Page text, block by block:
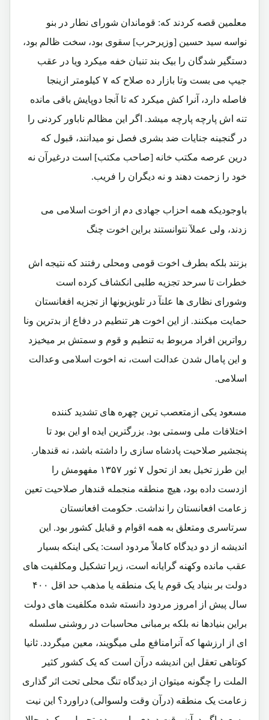
معلمین قصه کردند که: قوماندان شورای نطار در بنو
نواسه سید حسین [وزیرحرب] سقوی بود، سخت ظالم بود،
دستگیر شدگان را بیک بند تنبان خفه میکرد ویا در عقب
جیپ می بست وتا بازار ده صلاح که ۷ کیلومتر ازینجا
فاصله دارد، آنرا کش میکرد که تا آنجا دوپایش باقی مانده
تنه اش پارچه پارچه میشد. اگر این مظالم ناباور کردنی را
در گنجینه جنایات ضد بشری فصل نو میدانند، قبول که
درین عرصه مکتب خانه [صاحب مکتب] است درغیرآن نه
خود را زحمت دهند و نه دیگران را فریب.
باوجودیکه همه احزاب جهادی دم از اخوت اسلامی می
زدند، ولی عملآ نتوانستند براین اخوت چنگ
بزنند بلکه بطرف اخوت قومی ومحلی رفتند که نتیجه اش
خطرات تا سرحد تجزیه طلبی انکشاف کرده است
وشورای نظاری ها علنآ در تلویزیونها از تجزیه افغانستان
حمایت میکنند. از این اخوت هر تنطیم در دفاع از بدترین ونا
رواترین افراد مربوط به تنطیم و قوم و سمتش بر میخیزد
و این پامال شدن عدالت است، نه اخوت اسلامی وعدالت
اسلامی.
مسعود یکی ازمتعصب ترین چهره های تشدید کننده
اختلافات ملی وسمتی بود. بزرگترین ایده او این بود تا
پنجشیر صلاحیت پادشاه سازی را داشته باشد، نه قندهار.
این طرز تخیل بعد از تحول ۷ ثور ۱۳۵۷ مفهومش را
ازدست داده بود، هیچ منطقه منجمله قندهار صلاحیت تعین
زعامت افعانستان را نداشت. حکومت افعانستان
سرتاسری ومتعلق به همه اقوام و قبایل کشور بود. این
اندیشه از دو دیدگاه کاملاً مردود است: یکی اینکه بسیار
عقب مانده وکهنه گرایانه است، زیرا تشکیل ومکلفیت های
دولت بر بنیاد یک قوم یا یک منطقه یا مذهب حد اقل ۴۰۰
سال پیش از امروز مردود دانسته شده مکلفیت های دولت
براین بنیادها نه بلکه برمبانی محاسبات در روشنی سلسله
ای از ارزشها که آنرامنافع ملی میگویند، معین میگردد. ثانیا
کوتاهی تعقل این اندیشه درآن است که یک کشور کثیر
الملت را چگونه میتوان از دیدگاه تنگ محلی تحت اثر گذاری
زعامت یک منطقه (درآن وقت ولسوالی) دراورد؟ این نیت